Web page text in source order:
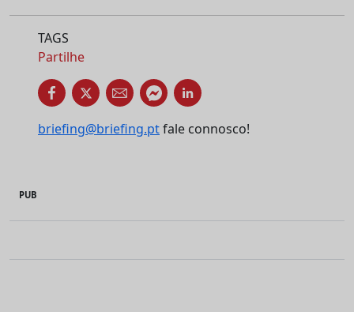
TAGS
Partilhe
briefing@briefing.ptfale connosco!
PUB